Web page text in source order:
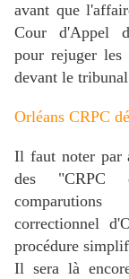
avant que
Cour d'Appel
pour rejuger les
devant le
Orléans CRPC
Il faut noter par
des "CRPC
correctionnel
procédure
Il sera là